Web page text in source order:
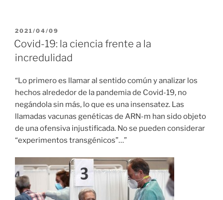
PUBLICADO
EL
2021/04/09
Covid-19: la ciencia frente a la
incredulidad
“Lo primero es llamar al sentido común y analizar los
hechos alrededor de la pandemia de Covid-19, no
negándola sin más, lo que es una insensatez. Las
llamadas vacunas genéticas de ARN-m han sido objeto
de una ofensiva injustificada. No se pueden considerar
“experimentos transgénicos”…”